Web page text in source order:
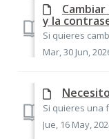
y la
Mar, 30 Jun,
Jue, 16 May,